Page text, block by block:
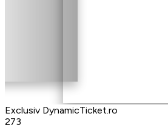
Exclusiv DynamicTicket.ro
273